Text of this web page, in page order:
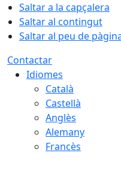
Saltar a la capçalera
Saltar al contingut
Saltar al peu de
Contactar
Idiomes
Català
Castellà
Anglès
Alemany
Francès